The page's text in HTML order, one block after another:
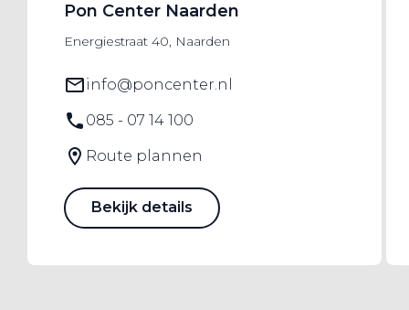
Pon Center Naarden
Energiestraat 40, Naarden
info@poncenter.nl
085 - 07 14 100
Route plannen
Bekijk details